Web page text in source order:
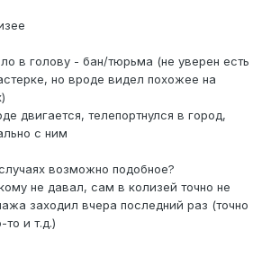
в голову - бан/тюрьма (не уверен есть
но вроде видел похожее на
двигается, телепортнулся в город,
с ним
возможно подобное?
не давал, сам в колизей точно не
заходил вчера последний раз (точно
то и т.д.)